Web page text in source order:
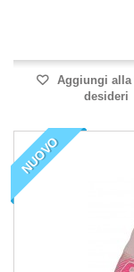
Aggiungi alla
desideri
NUOVO